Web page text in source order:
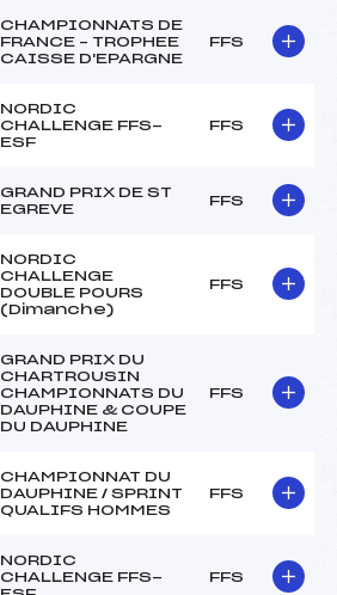
CHAMPIONNATS DE
FRANCE – TROPHEE
CAISSE D'EPARGNE
FFS
NORDIC
CHALLENGE FFS-
ESF
FFS
GRAND PRIX DE ST
EGREVE
FFS
NORDIC
CHALLENGE
DOUBLE POURS
(Dimanche)
FFS
GRAND PRIX DU
CHARTROUSIN
CHAMPIONNATS DU
DAUPHINE & COUPE
DU DAUPHINE
FFS
CHAMPIONNAT DU
DAUPHINE / SPRINT
QUALIFS HOMMES
FFS
NORDIC
CHALLENGE FFS-
FFS